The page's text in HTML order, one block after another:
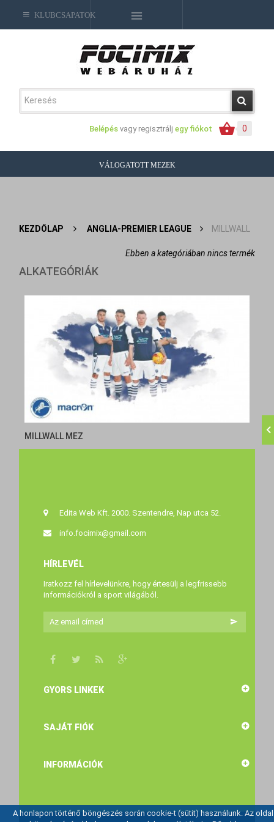
0
Belépés vagy regisztrálj egy fiókot
KLUBCSAPATOK
VÁLOGATOTT MEZEK
KEZDŐLAP > ANGLIA-PREMIER LEAGUE > MILLWALL
Ebben a kategóriában nincs termék
ALKATEGÓRIÁK
MILLWALL MEZ
Edita Web Kft. 2000. Szentendre, Nap utca 52.
info.focimix@gmail.com
HÍRLEVÉL
Iratkozz fel hírlevelünkre, hogy értesülj a legfrissebb
információkról a sport világából.
GYORS LINKEK
SAJÁT FIÓK
INFORMÁCIÓK
A honlapon történő böngészés során cookie-t (sütit) használunk. Az oldal